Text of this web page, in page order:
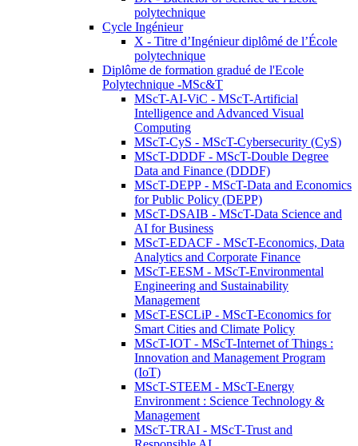
polytechnique
Cycle Ingénieur
X - Titre d’Ingénieur diplômé de l’École
polytechnique
Diplôme de formation gradué de l'Ecole
Polytechnique -MSc&T
MScT-AI-ViC - MScT-Artificial
Intelligence and Advanced Visual
Computing
MScT-CyS - MScT-Cybersecurity (CyS)
MScT-DDDF - MScT-Double Degree
Data and Finance (DDDF)
MScT-DEPP - MScT-Data and Economics
for Public Policy (DEPP)
MScT-DSAIB - MScT-Data Science and
AI for Business
MScT-EDACF - MScT-Economics, Data
Analytics and Corporate Finance
MScT-EESM - MScT-Environmental
Engineering and Sustainability
Management
MScT-ESCLiP - MScT-Economics for
Smart Cities and Climate Policy
MScT-IOT - MScT-Internet of Things :
Innovation and Management Program
(IoT)
MScT-STEEM - MScT-Energy
Environment : Science Technology &
Management
MScT-TRAI - MScT-Trust and